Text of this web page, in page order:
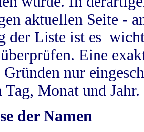
aktuellen Seite -
der Liste ist es
Eine
Gründen nur
Monat und Jahr.
der Namen